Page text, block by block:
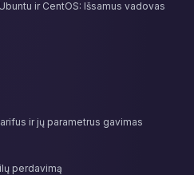
ir CentOS: Išsamus vadovas
ir jų parametrus gavimas
perdavimą